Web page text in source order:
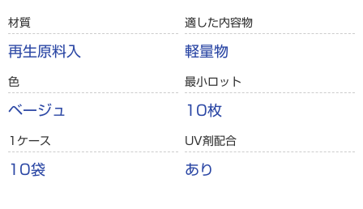
材質
再生原料入
適した内容物
軽量物
色
ベージュ
最小ロット
10枚
1ケース
10袋
UV剤配合
あり